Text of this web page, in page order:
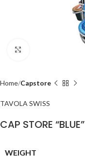
Home Capstore
TAVOLA SWISS
CAP STORE “BLUE”
WEIGHT